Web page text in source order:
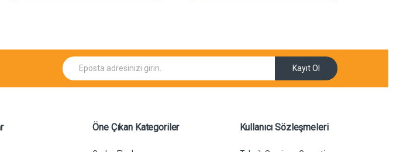
E
p
Kayıt Ol
Öne Çıkan Kategoriler Kullanıcı Sözleşmeleri